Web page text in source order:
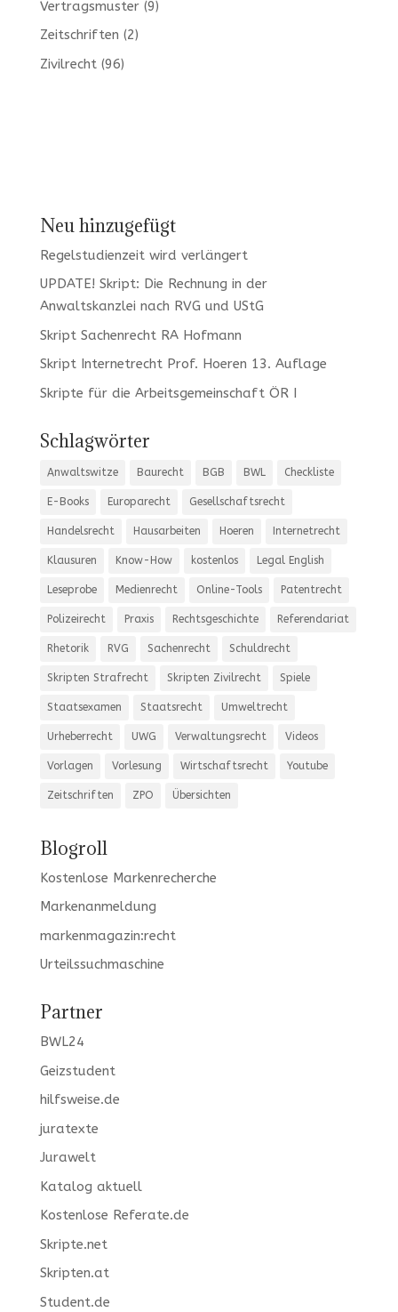
Vertragsmuster(9)
Zeitschriften (2)
Zivilrecht(96)
Neu hinzugefügt
Regelstudienzeit wird verlängert
UPDATE! Skript: Die Rechnung in der
Anwaltskanzlei nach RVG und UStG
Skript Sachenrecht RA Hofmann
Skript Internetrecht Prof. Hoeren 13. Auflage
Skripte für die Arbeitsgemeinschaft ÖR I
Schlagwörter
Anwaltswitze Baurecht BGB BWL Checkliste
E-Books Europarecht Gesellschaftsrecht
Handelsrecht Hausarbeiten Hoeren Internetrecht
Klausuren Know-How kostenlos Legal English
Leseprobe Medienrecht Online-Tools Patentrecht
Polizeirecht Praxis Rechtsgeschichte Referendariat
Rhetorik RVG Sachenrecht Schuldrecht
Skripten Strafrecht Skripten Zivilrecht Spiele
Staatsexamen Staatsrecht Umweltrecht
Urheberrecht UWG Verwaltungsrecht Videos
Vorlagen Vorlesung Wirtschaftsrecht Youtube
Zeitschriften ZPO Übersichten
Blogroll
Kostenlose Markenrecherche
Markenanmeldung
markenmagazin:recht
Urteilssuchmaschine
Partner
BWL24
Geizstudent
hilfsweise.de
juratexte
Jurawelt
Katalog aktuell
Kostenlose Referate.de
Skripte.net
Skripten.at
Student.de